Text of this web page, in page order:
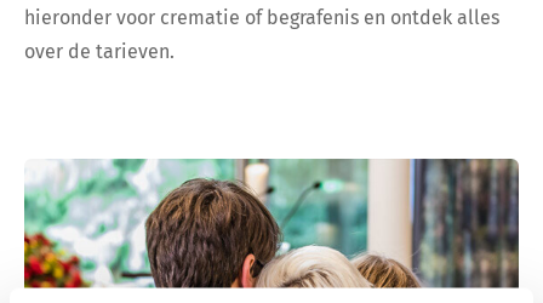
hieronder voor crematie of begrafenis en ontdek alles
over de tarieven.
Bekijk tarieven voor crematie